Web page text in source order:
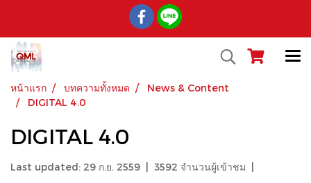
หน้าแรก บทความทั้งหมด
News & Content
DIGITAL 4.0
DIGITAL 4.0
Last updated: 29 ก.ย. 2559 3592 จำนวนผู้เข้าชม